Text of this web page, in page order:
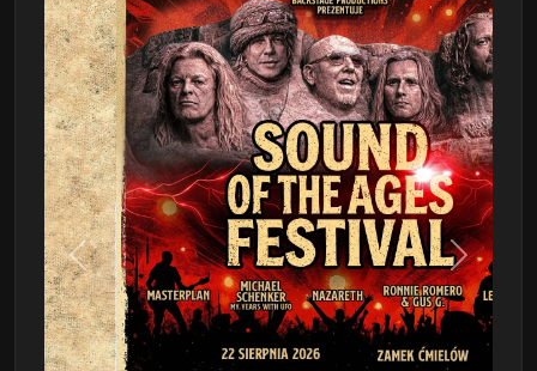
Poprzedni Następny